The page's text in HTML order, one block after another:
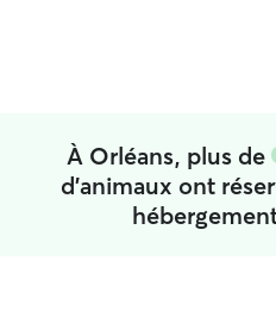
À Orléans, plus de
d'animaux ont